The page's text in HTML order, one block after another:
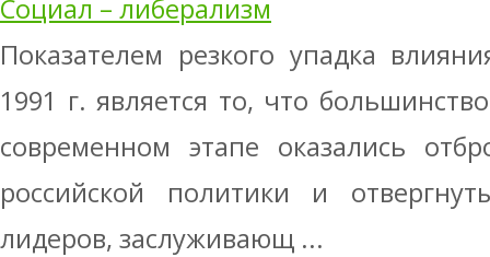
Социал – либерализм
Показателем резкого упадка
1991 г. является то, что
современном этапе оказались
российской политики и
лидеров, заслуживающ ...